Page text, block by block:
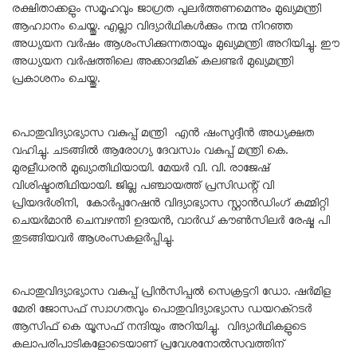
രക്ഷിതാക്കളും സമൂഹവും ജാഗ്രത പുലർത്തണമെന്നും മുഖ്യമന്ത്രി
ആഹ്വാനം ചെയ്തു. എല്ലാ വിദ്യാർഥികൾക്കും നന്മ നിറഞ്ഞ
അധ്യയന വർഷം ആശംസിക്കുന്നതായും മുഖ്യമന്ത്രി അറിയിച്ചു. ഈ
അധ്യയന വർഷത്തിലെ അക്കാദമിക് കലണ്ടർ മുഖ്യമന്ത്രി
പ്രകാശനം ചെയ്തു.
പൊതുവിദ്യാഭ്യാസ വകുപ്പ് മന്ത്രി എൻ ഷംസുദ്ദീൻ അധ്യക്ഷത
വഹിച്ചു. ചടങ്ങിൽ ആരോഗ്യ ദേവസ്വം വകുപ്പ് മന്ത്രി കെ.
മുരളീധരൻ മുഖ്യാതിഥിയായി. മേയർ വി. വി. രാജേഷ്
വിശിഷ്ടാതിഥിയായി. ജില്ല പഞ്ചായത്ത് പ്രസിഡന്റ് വി
പ്രിയദർശിനി, കോർപ്പറേഷൻ വിദ്യാഭ്യാസ സ്റ്റാൻഡിംഗ് കമ്മിറ്റി
ചെയർമാൻ ചെമ്പഴന്തി ഉദയൻ, വാർഡ് കൗൺസിലർ രേഷ്മ പി
തുടങ്ങിയവർ ആശംസകളർപ്പിച്ചു.
പൊതുവിദ്യാഭ്യാസ വകുപ്പ് പ്രിൻസിപ്പൽ സെക്രട്ടറി ഡോ. ഷർമിള
മേരി ജോസഫ് സ്വാഗതവും പൊതുവിദ്യാഭ്യാസ ഡയറക്‌റടർ
ആസിഫ് കെ യൂസഫ് നന്ദിയും അറിയിച്ചു. വിദ്യാർഥികളുടെ
കലാപരിപാടികളോടെയാണ് പ്രവേശനോൽസവത്തിന്